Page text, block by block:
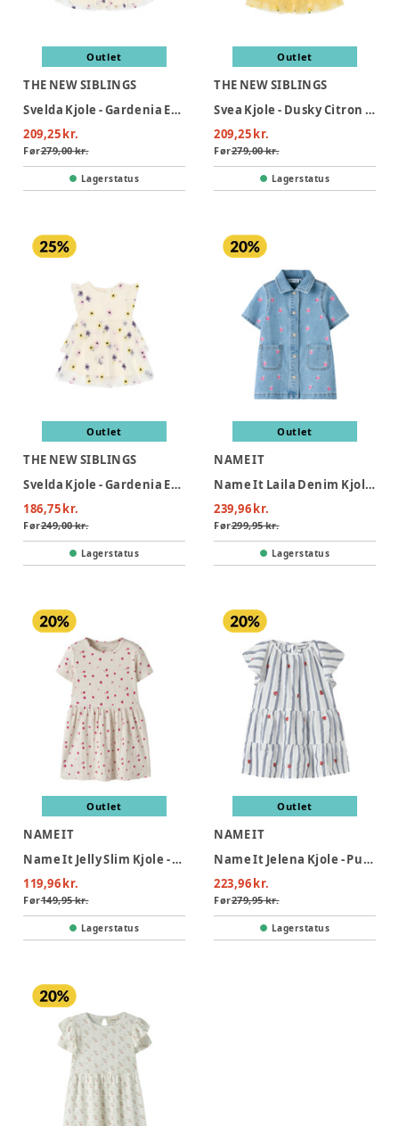
Outlet
THE NEW SIBLINGS
Svelda Kjole - Gardenia EMB
209,25 kr.
Før279,00 kr.
Lagerstatus
Outlet
THE NEW SIBLINGS
Svea Kjole - Dusky Citron EMB
209,25 kr.
Før279,00 kr.
Lagerstatus
Outlet
THE NEW SIBLINGS
Svelda Kjole - Gardenia EMB
186,75 kr.
Før249,00 kr.
Lagerstatus
Outlet
NAME IT
Name It Laila Denim Kjole - Light Blue Denim
239,96 kr.
Før299,95 kr.
Lagerstatus
Outlet
NAME IT
Name It Jelly Slim Kjole - Peyote Melange
119,96 kr.
Før149,95 kr.
Lagerstatus
Outlet
NAME IT
Name It Jelena Kjole - Purple Impression
223,96 kr.
Før279,95 kr.
Lagerstatus